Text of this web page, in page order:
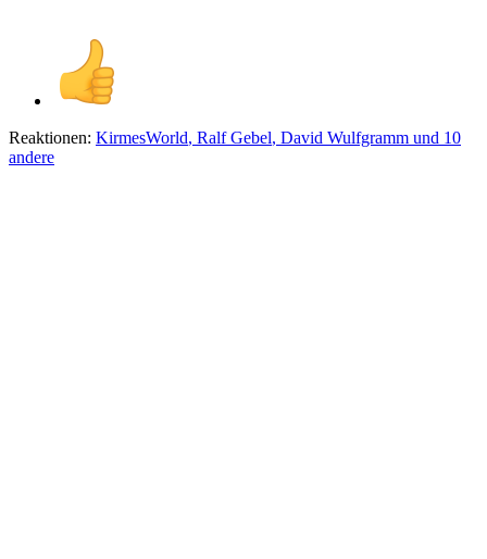
Reaktionen: KirmesWorld, Ralf Gebel, David Wulfgramm und 10
andere